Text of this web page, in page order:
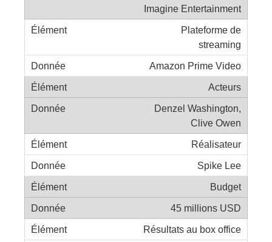
Imagine Entertainment
Plateforme de
streaming
Amazon Prime Video
Acteurs
Denzel Washington,
Clive Owen
Réalisateur
Spike Lee
Budget
45 millions USD
Résultats au box office